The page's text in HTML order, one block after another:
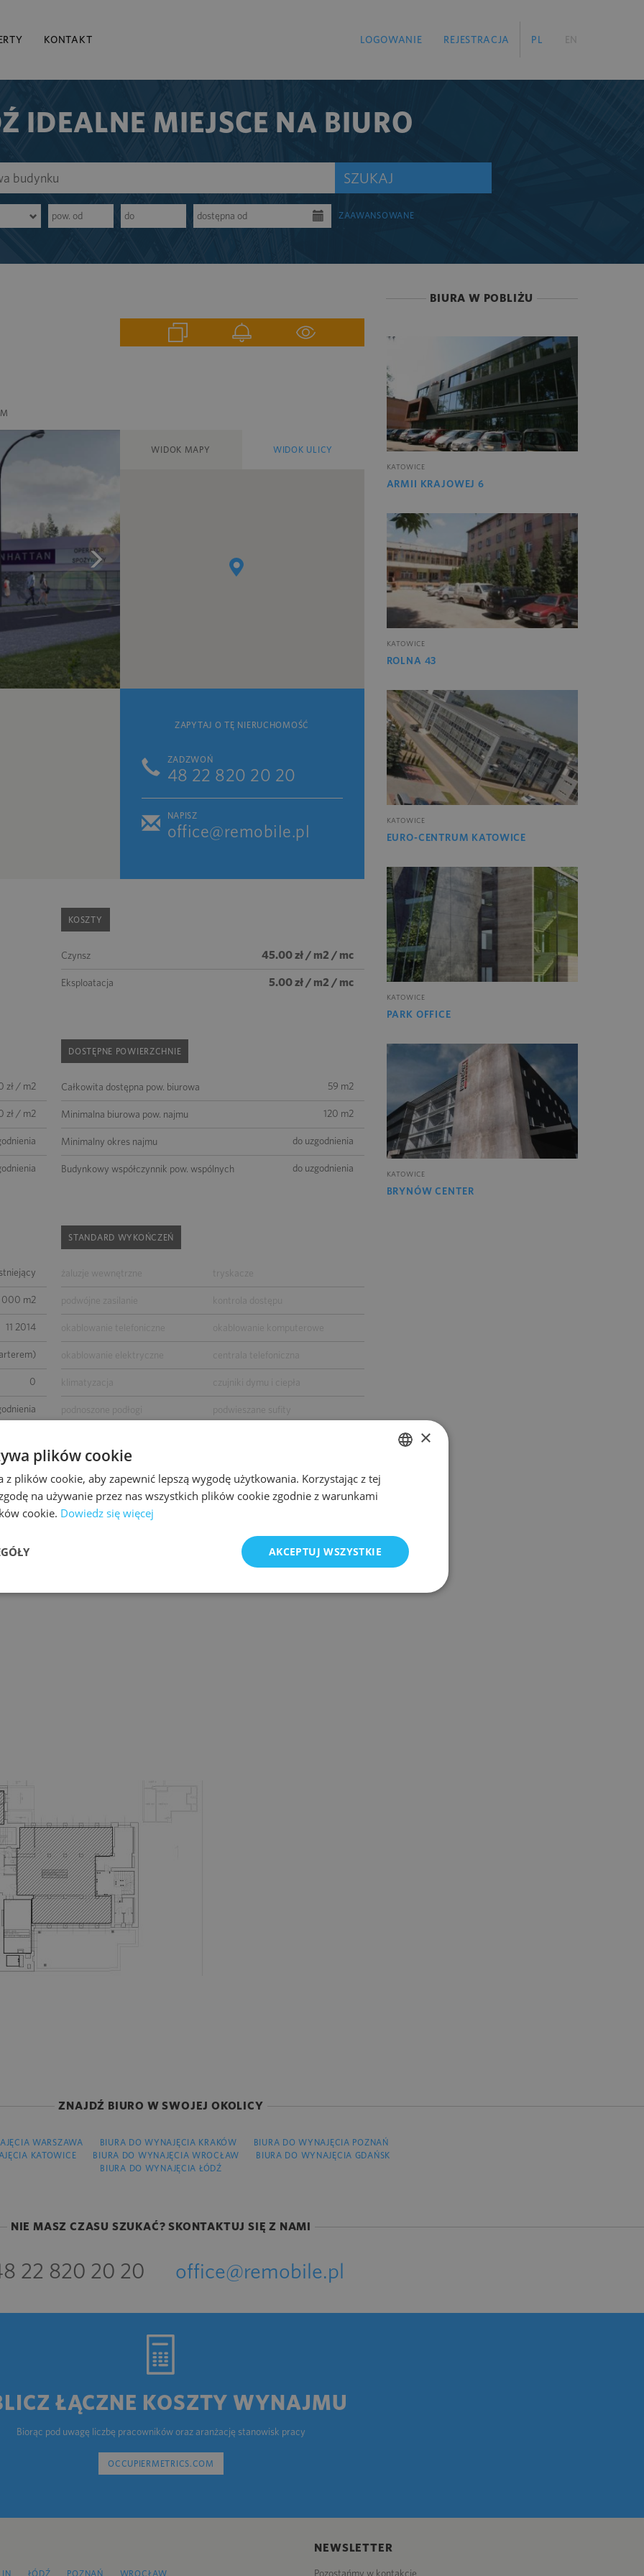
KONTAKT PL EN
LOGOWANIE REJESTRACJA
IDEALNE MIEJSCE NA BIURO
SZUKAJ
ZAAWANSOWANE
WIDOK MAPY WIDOK ULICY
ZAPYTAJ O TĘ NIERUCHOMOŚĆ
ZADZWOŃ
48 22 820 20 20
NAPISZ
office@remobile.pl
KOSZTY
Czynsz 45.00 zł / m2 / mc
Eksploatacja 5.00 zł / m2 / mc
zł / m2
zł / m2
DOSTĘPNE POWIERZCHNIE
Całkowita dostępna pow. biurowa 59 m2
Minimalna biurowa pow. najmu 120 m2
Minimalny okres najmu do uzgodnienia
Budynkowy współczynnik pow. wspólnych do uzgodnienia
000 m2
11 2014
0
STANDARD WYKOŃCZEŃ
żaluzje wewnętrzne tryskacze
kontrola dostępu
okablowanie komputerowe
czujniki dymu i ciepła
podnoszone podłogi podwieszane sufity
łącze światłowodowe
BIURA W POBLIŻU
KATOWICE
ARMII KRAJOWEJ 6
KATOWICE
ROLNA 43
KATOWICE
EURO-CENTRUM KATOWICE
KATOWICE
PARK OFFICE
KATOWICE
BRYNÓW CENTER
ZNAJDŹ BIURO W SWOJEJ OKOLICY
WARSZAWA BIURA DO WYNAJĘCIA KRAKÓW
BIURA DO WYNAJĘCIA POZNAŃ
KATOWICE
BIURA DO WYNAJĘCIA WROCŁAW
BIURA DO WYNAJĘCIA GDAŃSK
BIURA DO WYNAJĘCIA ŁÓDŹ
NIE MASZ CZASU SZUKAĆ? SKONTAKTUJ SIĘ Z NAMI
22 820 20 20 office@remobile.pl
ŁĄCZNE KOSZTY WYNAJMU
Biorąc pod uwagę liczbę pracowników oraz aranżację stanowisk pracy
OCCUPIERMETRICS.COM
ŁÓDŹ POZNAŃ WROCŁAW
NEWSLETTER
Pozostańmy w kontakcie
×
plików cookie
z plików cookie, aby zapewnić lepszą wygodę użytkowania. Korzystając z tej
na używanie przez nas wszystkich plików cookie zgodnie z warunkami
cookie. Dowiedz się więcej
AKCEPTUJ WSZYSTKIE